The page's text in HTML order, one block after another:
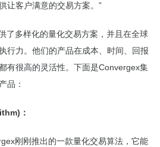
让客户满意的交易方案。”
了多样化的量化交易方案，并且在全球
行力。他们的产品在成本、时间、回报
有很高的灵活性。下面是Convergex集
品：
：
刚刚推出的一款量化交易算法，它能